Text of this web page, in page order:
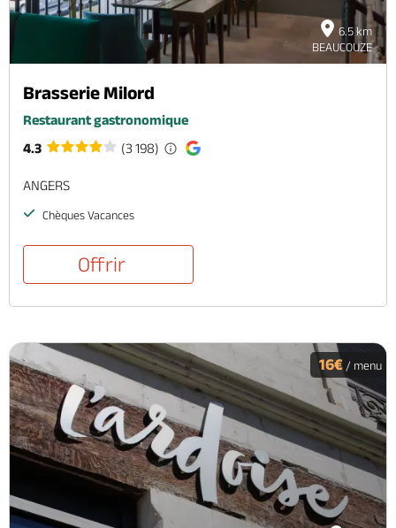
6.5 km
BEAUCOUZE
Brasserie Milord
Restaurant gastronomique
4.3
(3 198)
ANGERS
Chèques Vacances
Offrir
16€ / menu